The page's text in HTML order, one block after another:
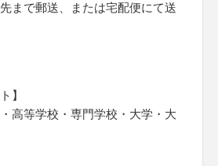
まで郵送、または宅配便にて送
】
高等学校・専門学校・大学・大